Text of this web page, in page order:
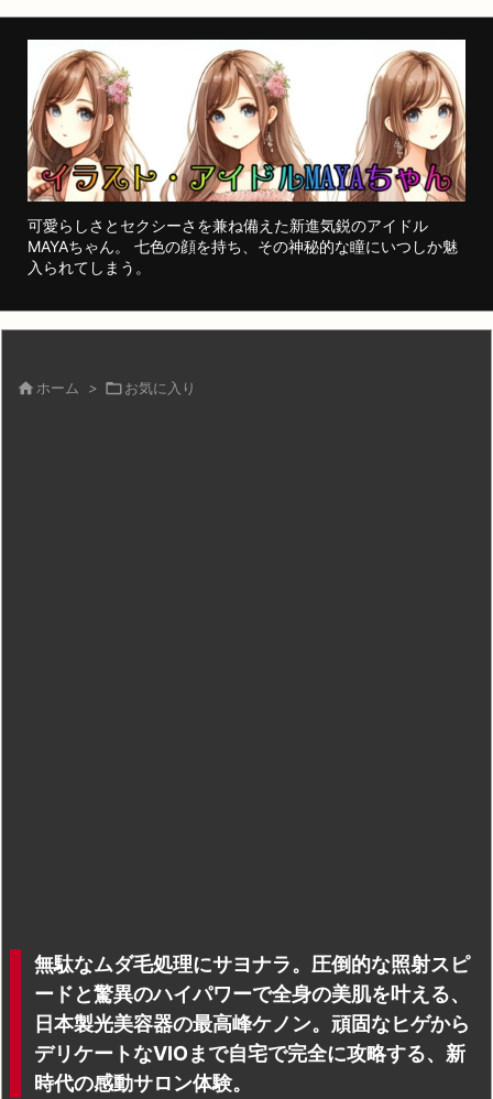
可愛らしさとセクシーさを兼ね備えた新進気鋭のアイドル
MAYAちゃん。 七色の顔を持ち、その神秘的な瞳にいつしか魅
入られてしまう。
 ホーム > お気に入り
無駄なムダ毛処理にサヨナラ。圧倒的な照射スピ
ードと驚異のハイパワーで全身の美肌を叶える、
日本製光美容器の最高峰ケノン。頑固なヒゲから
デリケートなVIOまで自宅で完全に攻略する、新
時代の感動サロン体験。